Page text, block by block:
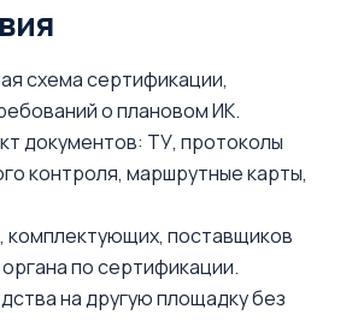
схема сертификации,
о плановом ИК.
документов: ТУ, протоколы
контроля, маршрутные карты,
комплектующих, поставщиков
по сертификации.
на другую площадку без